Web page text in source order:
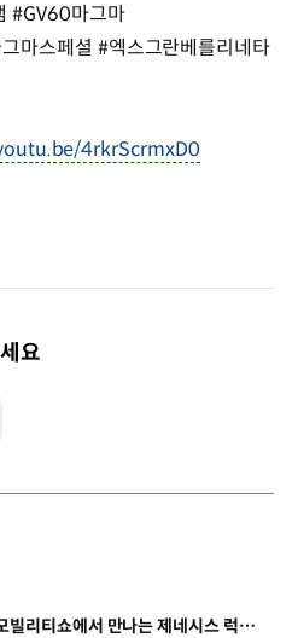
#GV60마그마
마스페셜 #엑스그란베를리네타
4rkrScrmxD0
요
2026 부산모빌리티쇼에서 만나는 제네시스 럭셔리 고성능 비전 | 2026 부산모빌리티쇼